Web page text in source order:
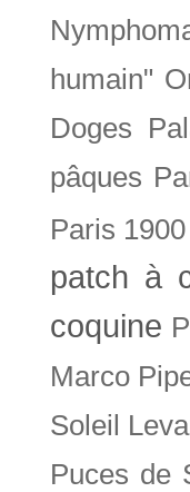
humain"
Doges
pâques
Paris 1900
patch à
coquine
Marco
Soleil
Puces de